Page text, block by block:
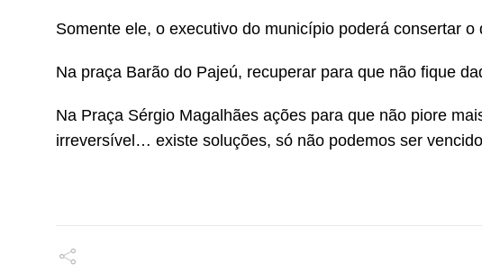
Somente ele, o executivo do município poderá consertar
Na praça Barão do Pajeú, recuperar para que não fique
Na Praça Sérgio Magalhães ações para que não piore
irreversível… existe soluções, só não podemos ser